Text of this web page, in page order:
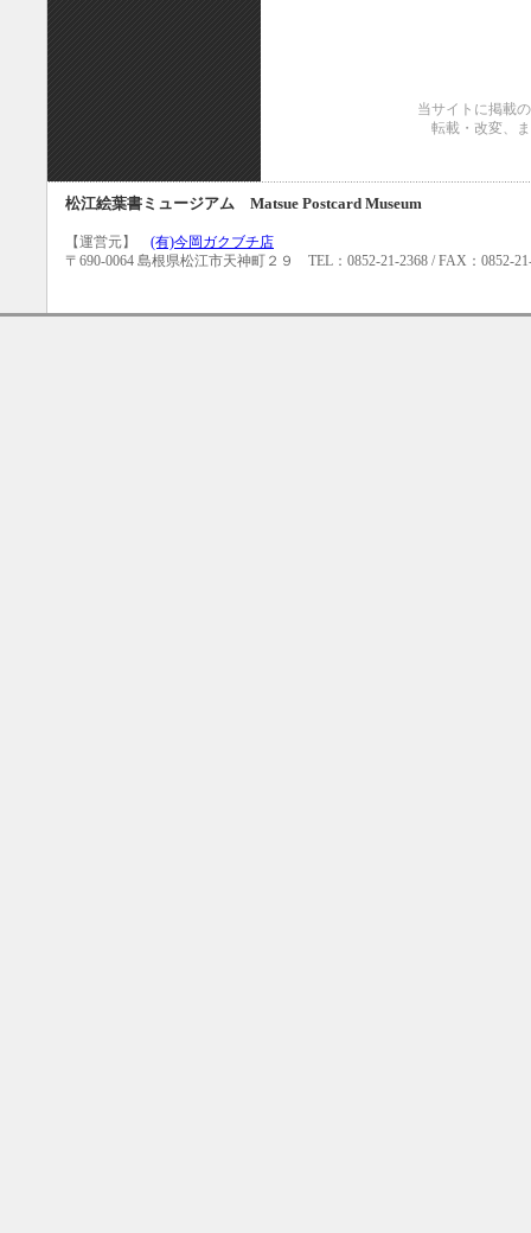
当サイトに掲載
転載・改変、
松江絵葉書ミュージアム Matsue Postcard Museum
【運営元】 (有)今岡ガクブチ店
〒690-0064 島根県松江市天神町２９ TEL：0852-21-2368 / FAX：0852-